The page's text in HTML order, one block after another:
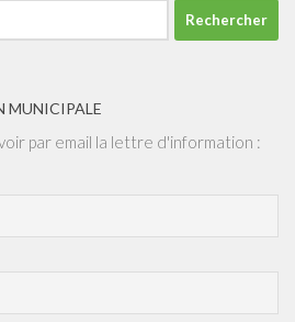
MUNICIPALE
par email la lettre d'information :